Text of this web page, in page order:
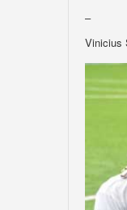
–
Vinicius